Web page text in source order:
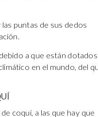
puntas de sus dedos
a que están dotados
en el mundo, del
coquí, a las que hay que